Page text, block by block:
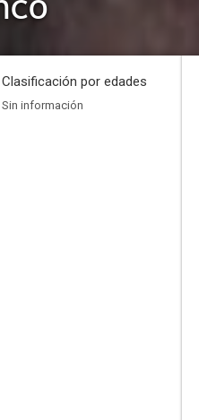
Clasificación por edades
Sin información